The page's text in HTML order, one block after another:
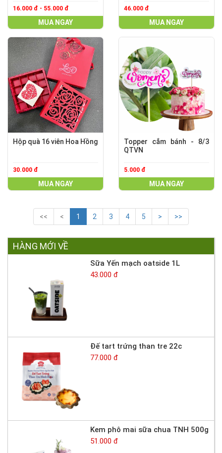
16.000 đ - 55.000 đ
MUA NGAY
46.000 đ
MUA NGAY
Hộp quà 16 viên Hoa Hồng
30.000 đ
MUA NGAY
Topper cắm bánh - 8/3
QTVN
5.000 đ
MUA NGAY
<< < 1 2 3 4 5 > >>
HÀNG MỚI VỀ
Sữa Yến mạch oatside 1L
43.000 đ
Đế tart trứng than tre 22c
77.000 đ
Kem phô mai sữa chua TNH 500g
51.000 đ